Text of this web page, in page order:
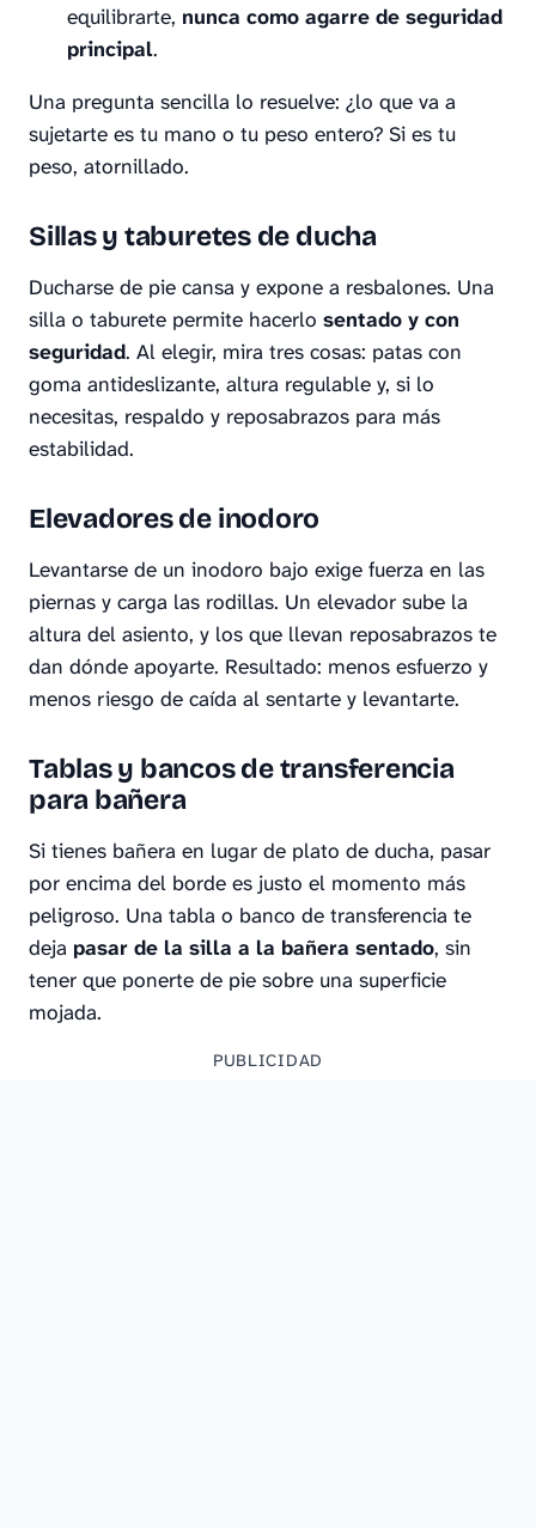
equilibrarte, nunca como agarre de seguridad
principal.
Una pregunta sencilla lo resuelve: ¿lo que va a
sujetarte es tu mano o tu peso entero? Si es tu
peso, atornillado.
Sillas y taburetes de ducha
Ducharse de pie cansa y expone a resbalones. Una
silla o taburete permite hacerlo sentado y con
seguridad. Al elegir, mira tres cosas: patas con
goma antideslizante, altura regulable y, si lo
necesitas, respaldo y reposabrazos para más
estabilidad.
Elevadores de inodoro
Levantarse de un inodoro bajo exige fuerza en las
piernas y carga las rodillas. Un elevador sube la
altura del asiento, y los que llevan reposabrazos te
dan dónde apoyarte. Resultado: menos esfuerzo y
menos riesgo de caída al sentarte y levantarte.
Tablas y bancos de transferencia
para bañera
Si tienes bañera en lugar de plato de ducha, pasar
por encima del borde es justo el momento más
peligroso. Una tabla o banco de transferencia te
deja pasar de la silla a la bañera sentado, sin
tener que ponerte de pie sobre una superficie
mojada.
PUBLICIDAD